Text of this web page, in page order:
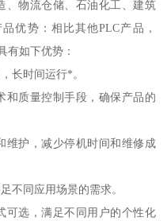
、物流仓储、石油化工、建筑
优势：相比其他PLC产品，
有如下优势：
长时间运行*。
和质量控制手段，确保产品的
维护，减少停机时间和维修成
不同应用场景的需求。
可选，满足不同用户的个性化